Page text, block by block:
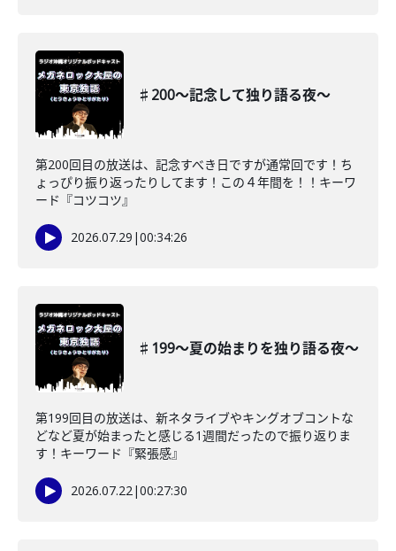
♯200〜記念して独り語る夜〜
第200回目の放送は、記念すべき日ですが通常回です！ち
ょっぴり振り返ったりしてます！この４年間を！！キーワ
ード『コツコツ』
2026.07.29 |00:34:26
♯199〜夏の始まりを独り語る夜〜
第199回目の放送は、新ネタライブやキングオブコントな
どなど夏が始まったと感じる1週間だったので振り返りま
す！キーワード『緊張感』
2026.07.22|00:27:30